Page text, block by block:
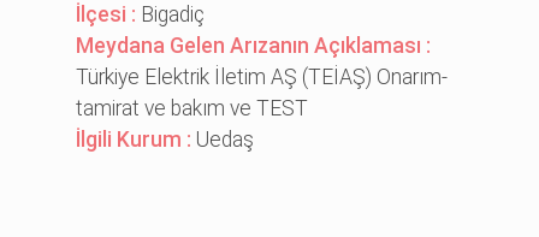
İlçesi : Bigadiç
Meydana Gelen Arızanın Açıklaması :
Türkiye Elektrik İletim AŞ (TEİAŞ) Onarım-
tamirat ve bakım ve TEST
İlgili Kurum : Uedaş